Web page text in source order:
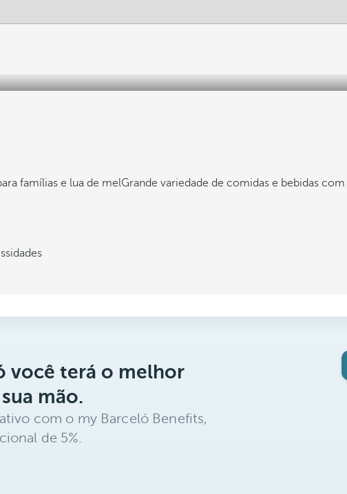
famílias e lua de melGrande variedade de comidas e bebidas
você terá o melhor
mão.
com o my Barceló Benefits,
de 5%.